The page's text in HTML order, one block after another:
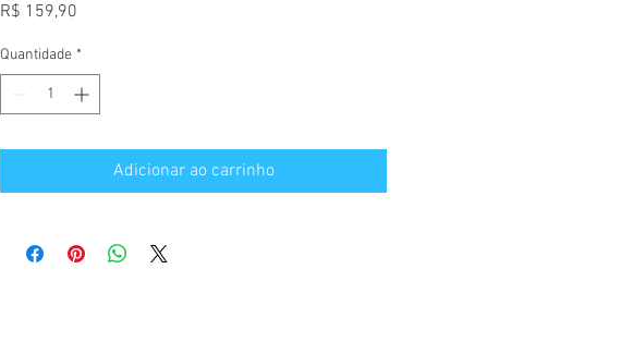
R$ 159,90
Quantidade *
Adicionar ao carrinho